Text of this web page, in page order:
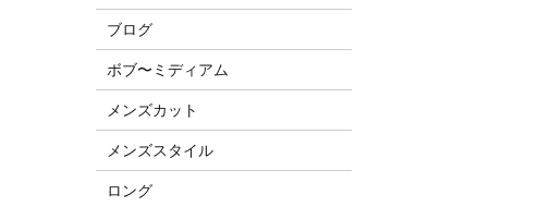
ブログ
ボブ〜ミディアム
メンズカット
メンズスタイル
ロング